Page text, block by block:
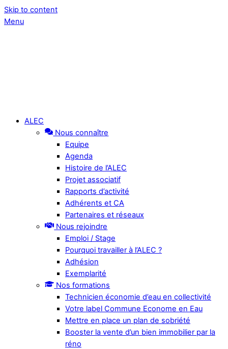
Skip to content
Menu
ALEC
Nous connaître
Equipe
Agenda
Histoire de l’ALEC
Projet associatif
Rapports d’activité
Adhérents et CA
Partenaires et réseaux
Nous rejoindre
Emploi / Stage
Pourquoi travailler à l’ALEC ?
Adhésion
Exemplarité
Nos formations
Technicien économie d’eau en collectivité
Votre label Commune Econome en Eau
Mettre en place un plan de sobriété
Booster la vente d’un bien immobilier par la
réno